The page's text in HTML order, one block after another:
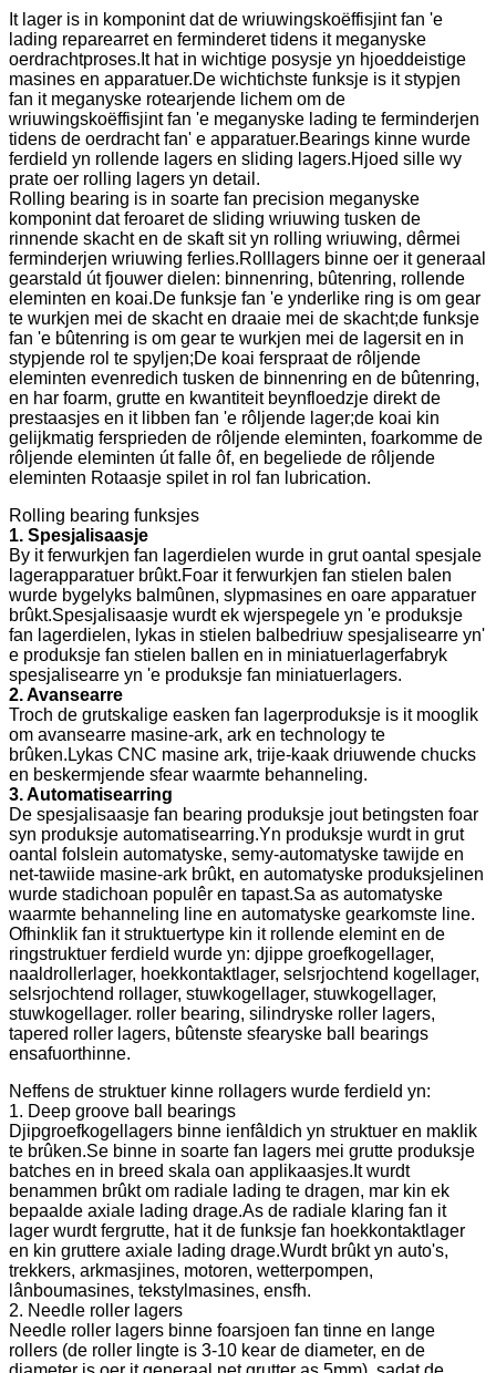
It lager is in komponint dat de wriuwingskoëffisjint fan 'e
lading reparearret en ferminderet tidens it meganyske
oerdrachtproses.It hat in wichtige posysje yn hjoeddeistige
masines en apparatuer.De wichtichste funksje is it stypjen
fan it meganyske rotearjende lichem om de
wriuwingskoëffisjint fan 'e meganyske lading te ferminderjen
tidens de oerdracht fan' e apparatuer.Bearings kinne wurde
ferdield yn rollende lagers en sliding lagers.Hjoed sille wy
prate oer rolling lagers yn detail.
Rolling bearing is in soarte fan precision meganyske
komponint dat feroaret de sliding wriuwing tusken de
rinnende skacht en de skaft sit yn rolling wriuwing, dêrmei
ferminderjen wriuwing ferlies.Rolllagers binne oer it generaal
gearstald út fjouwer dielen: binnenring, bûtenring, rollende
eleminten en koai.De funksje fan 'e ynderlike ring is om gear
te wurkjen mei de skacht en draaie mei de skacht;de funksje
fan 'e bûtenring is om gear te wurkjen mei de lagersit en in
stypjende rol te spyljen;De koai ferspraat de rôljende
eleminten evenredich tusken de binnenring en de bûtenring,
en har foarm, grutte en kwantiteit beynfloedzje direkt de
prestaasjes en it libben fan 'e rôljende lager;de koai kin
gelijkmatig fersprieden de rôljende eleminten, foarkomme de
rôljende eleminten út falle ôf, en begeliede de rôljende
eleminten Rotaasje spilet in rol fan lubrication.
Rolling bearing funksjes
1. Spesjalisaasje
By it ferwurkjen fan lagerdielen wurde in grut oantal spesjale
lagerapparatuer brûkt.Foar it ferwurkjen fan stielen balen
wurde bygelyks balmûnen, slypmasines en oare apparatuer
brûkt.Spesjalisaasje wurdt ek wjerspegele yn 'e produksje
fan lagerdielen, lykas in stielen balbedriuw spesjalisearre yn'
e produksje fan stielen ballen en in miniatuerlagerfabryk
spesjalisearre yn 'e produksje fan miniatuerlagers.
2. Avansearre
Troch de grutskalige easken fan lagerproduksje is it mooglik
om avansearre masine-ark, ark en technology te
brûken.Lykas CNC masine ark, trije-kaak driuwende chucks
en beskermjende sfear waarmte behanneling.
3. Automatisearring
De spesjalisaasje fan bearing produksje jout betingsten foar
syn produksje automatisearring.Yn produksje wurdt in grut
oantal folslein automatyske, semy-automatyske tawijde en
net-tawiide masine-ark brûkt, en automatyske produksjelinen
wurde stadichoan populêr en tapast.Sa as automatyske
waarmte behanneling line en automatyske gearkomste line.
Ofhinklik fan it struktuertype kin it rollende elemint en de
ringstruktuer ferdield wurde yn: djippe groefkogellager,
naaldrollerlager, hoekkontaktlager, selsrjochtend kogellager,
selsrjochtend rollager, stuwkogellager, stuwkogellager,
stuwkogellager. roller bearing, silindryske roller lagers,
tapered roller lagers, bûtenste sfearyske ball bearings
ensafuorthinne.
Neffens de struktuer kinne rollagers wurde ferdield yn:
1. Deep groove ball bearings
Djipgroefkogellagers binne ienfâldich yn struktuer en maklik
te brûken.Se binne in soarte fan lagers mei grutte produksje
batches en in breed skala oan applikaasjes.It wurdt
benammen brûkt om radiale lading te dragen, mar kin ek
bepaalde axiale lading drage.As de radiale klaring fan it
lager wurdt fergrutte, hat it de funksje fan hoekkontaktlager
en kin gruttere axiale lading drage.Wurdt brûkt yn auto's,
trekkers, arkmasjines, motoren, wetterpompen,
lânboumasines, tekstylmasines, ensfh.
2. Needle roller lagers
Needle roller lagers binne foarsjoen fan tinne en lange
rollers (de roller lingte is 3-10 kear de diameter, en de